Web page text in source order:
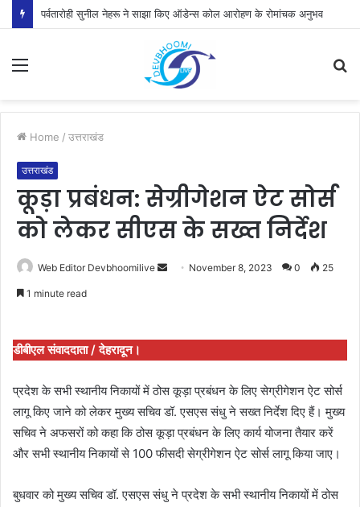
पर्वतारोही सुनील नेहरू ने साझा किए ऑडेन्स कोल आरोहण के रोमांचक अनुभव
Menu
Home / उत्तराखंड
उत्तराखंड
कूड़ा प्रबंधन: सेग्रीगेशन ऐट सोर्स
को लेकर सीएस के सख्त निर्देश
Web Editor Devbhoomilive
Send November 8, 2023 0 25
1 minute read
डीबीएल संवाददाता / देहरादून।
प्रदेश के सभी स्थानीय निकायों में ठोस कूड़ा प्रबंधन के लिए सेग्रीगेशन ऐट सोर्स
लागू किए जाने को लेकर मुख्य सचिव डॉ. एसएस संधु ने सख्त निर्देश दिए हैं। मुख्य
सचिव ने अफसरों को कहा कि ठोस कूड़ा प्रबंधन के लिए कार्य योजना तैयार करें
और सभी स्थानीय निकायों से 100 फीसदी सेग्रीगेशन ऐट सोर्स लागू किया जाए।
बुधवार को मुख्य सचिव डॉ. एसएस संधु ने प्रदेश के सभी स्थानीय निकायों में ठोस